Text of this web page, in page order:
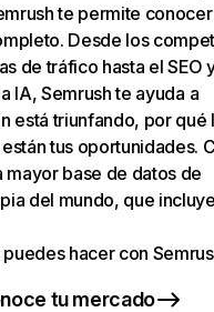
te permite
Desde los
de tráfico hasta el SEO
IA, Semrush te ayuda a
está triunfando, por qué
tus oportunidades.
mayor base de datos de
del mundo, que
hacer con
tu mercado